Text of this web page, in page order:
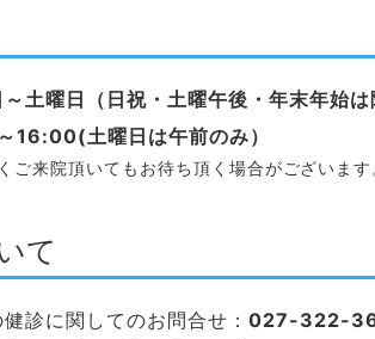
～土曜日（日祝・土曜午後・年末年始は
16:00(土曜日は午前のみ）
ご来院頂いてもお待ち頂く場合がございます
て
診に関してのお問合せ： 027-322-